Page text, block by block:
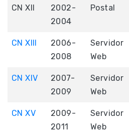
CN XII
2002-
2004
Postal
CN XIII
2006-
2008
Servidor
Web
CN XIV
2007-
2009
Servidor
Web
CN XV
2009-
2011
Servidor
Web